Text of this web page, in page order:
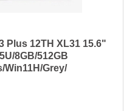
Plus 12TH XL31 15.6"
8GB/512GB
Win11H/Grey/